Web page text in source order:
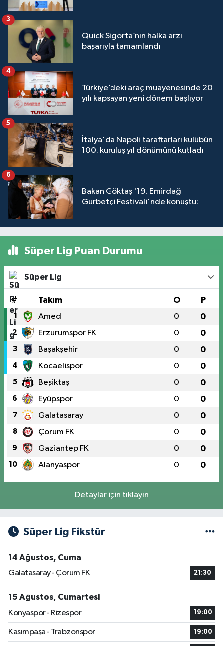
Quick Sigorta’nın halka arzı
başarıyla tamamlandı
3
Türkiye’deki araç muayenesinde 20
yılı kapsayan yeni dönem başlıyor
4
İtalya'da Napoli taraftarları kulübün
100. kuruluş yıl dönümünü kutladı
5
Bakan Göktaş '19. Emirdağ
Gurbetçi Festivali'nde konuştu:
6
Süper Lig Puan Durumu
Süper Lig
# Takım O P
1 Amed 0 0
2 Erzurumspor FK 0 0
3 Başakşehir 0 0
4 Kocaelispor 0 0
5 Beşiktaş 0 0
6 Eyüpspor 0 0
7 Galatasaray 0 0
8 Çorum FK 0 0
9 Gaziantep FK 0 0
10 Alanyaspor 0 0
Detaylar için tıklayın
Süper Lig Fikstür
14 Ağustos, Cuma
Galatasaray - Çorum FK
21:30
15 Ağustos, Cumartesi
Konyaspor - Rizespor
19:00
Kasımpaşa - Trabzonspor 19:00